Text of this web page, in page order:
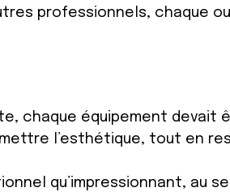
professionnels, chaque
chaque équipement devait
l’esthétique, tout en
qu’impressionnant, au